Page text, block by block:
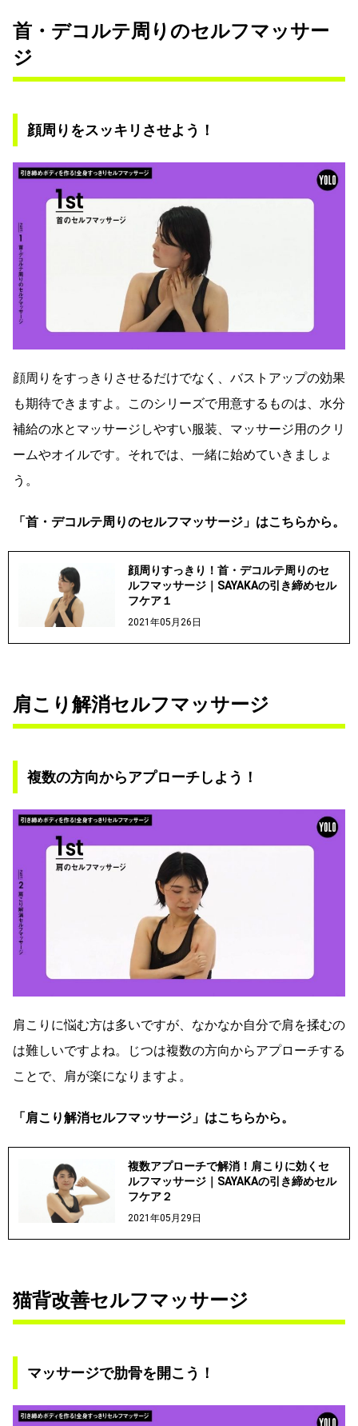
首・デコルテ周りのセルフマッサー
ジ
顔周りをスッキリさせよう！
顔周りをすっきりさせるだけでなく、バストアップの効果
も期待できますよ。このシリーズで用意するものは、水分
補給の水とマッサージしやすい服装、マッサージ用のクリ
ームやオイルです。それでは、一緒に始めていきましょ
う。
「首・デコルテ周りのセルフマッサージ」はこちらから。
顔周りすっきり！首・デコルテ周りのセ
ルフマッサージ｜SAYAKAの引き締めセル
フケア１
2021年05月26日
肩こり解消セルフマッサージ
複数の方向からアプローチしよう！
肩こりに悩む方は多いですが、なかなか自分で肩を揉むの
は難しいですよね。じつは複数の方向からアプローチする
ことで、肩が楽になりますよ。
「肩こり解消セルフマッサージ」はこちらから。
複数アプローチで解消！肩こりに効くセ
ルフマッサージ｜SAYAKAの引き締めセル
フケア２
2021年05月29日
猫背改善セルフマッサージ
マッサージで肋骨を開こう！